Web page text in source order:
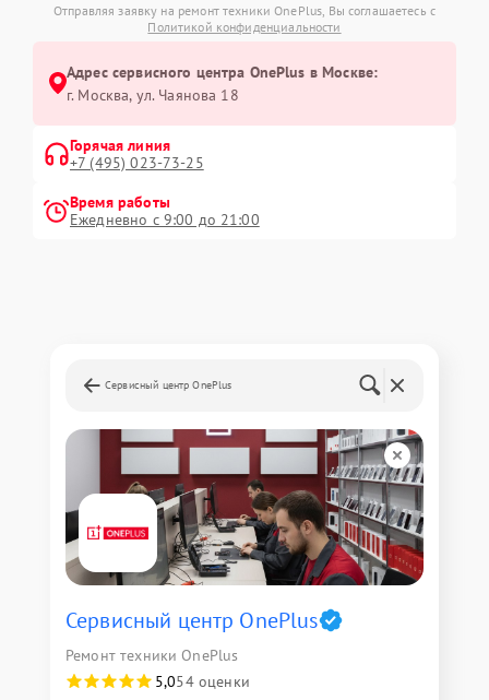
Отправляя заявку на ремонт техники OnePlus, Вы соглашаетесь с
Политикой конфиденциальности
Адрес сервисного центра OnePlus в Москве:
г. Москва, ул. Чаянова 18
Горячая линия
+7 (495) 023-73-25
Время работы
Ежедневно с 9:00 до 21:00
Сервисный центр OnePlus
Сервисный центр OnePlus
Ремонт техники OnePlus
5,054 оценки